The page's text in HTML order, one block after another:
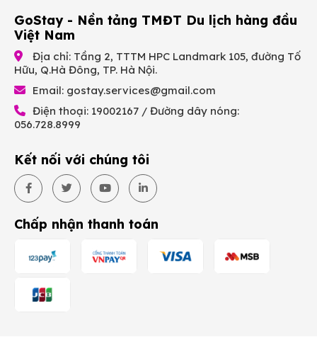
GoStay - Nền tảng TMĐT Du lịch hàng đầu
Việt Nam
Địa chỉ: Tầng 2, TTTM HPC Landmark 105, đường Tố
Hữu, Q.Hà Đông, TP. Hà Nội.
Email: gostay.services@gmail.com
Điện thoại: 19002167 / Đường dây nóng:
056.728.8999
Kết nối với chúng tôi
Chấp nhận thanh toán